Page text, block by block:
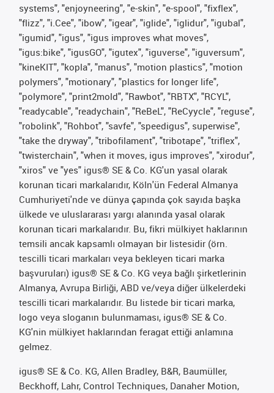
systems", "enjoyneering", "e-skin", "e-spool", "fixflex",
"flizz", "i.Cee", "ibow", "igear", "iglide", "iglidur", "igubal",
"igumid", "igus", "igus improves what moves",
"igus:bike", "igusGO", "igutex", "iguverse", "iguversum",
"kineKIT", "kopla", "manus", "motion plastics", "motion
polymers", "motionary", "plastics for longer life",
"polymore", "print2mold", "Rawbot", "RBTX", "RCYL",
"readycable", "readychain", "ReBeL", "ReCyycle", "reguse",
"robolink", "Rohbot", "savfe", "speedigus", superwise",
"take the dryway", "tribofilament", "tribotape", "triflex",
"twisterchain", "when it moves, igus improves", "xirodur",
"xiros" ve "yes" igus® SE & Co. KG'un yasal olarak
korunan ticari markalarıdır, Köln'ün Federal Almanya
Cumhuriyeti'nde ve dünya çapında çok sayıda başka
ülkede ve uluslararası yargı alanında yasal olarak
korunan ticari markalarıdır. Bu, fikri mülkiyet haklarının
temsili ancak kapsamlı olmayan bir listesidir (örn.
tescilli ticari markaları veya bekleyen ticari marka
başvuruları) igus® SE & Co. KG veya bağlı şirketlerinin
Almanya, Avrupa Birliği, ABD ve/veya diğer ülkelerdeki
tescilli ticari markalarıdır. Bu listede bir ticari marka,
logo veya sloganın bulunmaması, igus® SE & Co.
KG'nin mülkiyet haklarından feragat ettiği anlamına
gelmez.
igus® SE & Co. KG, Allen Bradley, B&R, Baumüller,
Beckhoff, Lahr, Control Techniques, Danaher Motion,